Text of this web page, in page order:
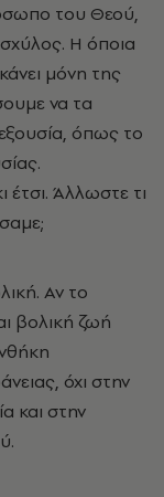
του Θεού,
Η όποια
μόνη της
να τα
όπως το
έτσι. Άλλωστε τι
Αν το
βολική ζωή
όχι στην
και στην